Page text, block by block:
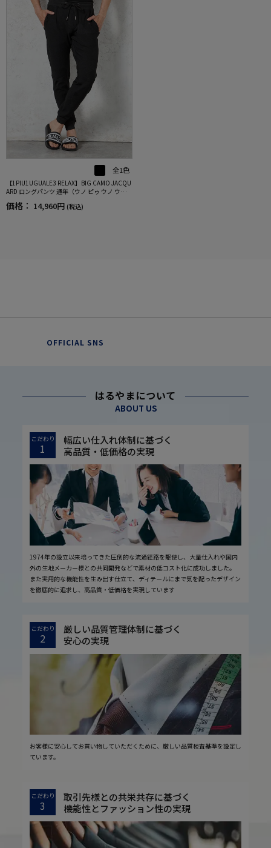
全1色
【1PIU1UGUALE3 RELAX】BIG CAMO JACQU
ARD ロングパンツ 通年（ウノ ピゥ ウノ ウグァ
ーレ トレ）
価格： 14,960円 (税込)
OFFICIAL SNS
はるやまについて
ABOUT US
こだわり
1
幅広い仕入れ体制に基づく
高品質・低価格の実現
1974年の設立以来培ってきた圧倒的な流通経路を駆使し、大量仕入れや国内
外の生地メーカー様との共同開発などで素材の低コスト化に成功しました。
また実用的な機能性を生み出す仕立て、ディテールにまで気を配ったデザイン
を徹底的に追求し、高品質・低価格を実現しています
こだわり
2
厳しい品質管理体制に基づく
安心の実現
お客様に安心してお買い物していただくために、厳しい品質検査基準を設定し
ています。
こだわり
3
取引先様との共栄共存に基づく
機能性とファッション性の実現